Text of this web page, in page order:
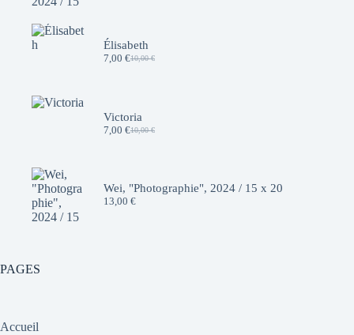
Élisabeth
10,00€
Le
10,00 €.
7,00 €Le
7,00 €.
Victoria
10,00€
Le
10,00 €.
7,00 €Le
7,00 €.
Wei, "Photographie", 2024 / 15 x 20
13,00 €
PAGES
Accueil